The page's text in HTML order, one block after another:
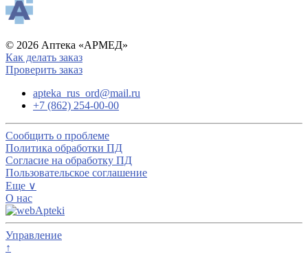
© 2026 Аптека «АРМЕД»
Как делать заказ
Проверить заказ
apteka_rus_ord@mail.ru
+7 (862) 254-00-00
Сообщить о проблеме
Политика обработки ПД
Согласие на обработку ПД
Пользовательское соглашение
Еще ∨
О нас
Управление
↑